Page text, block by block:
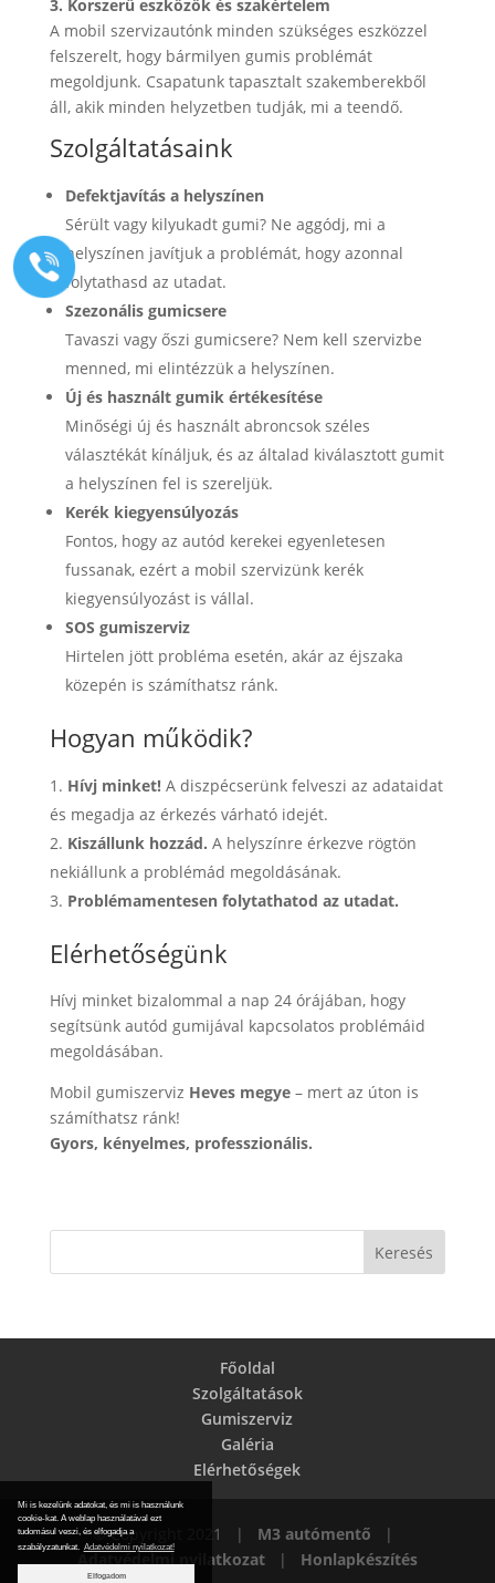
Mi is kezelünk adatokat, és mi is használunk
cookie-kat. A weblap használatával ezt
tudomásul veszi, és elfogadja a
szabályzatunkat.
Adatvédelmi nyilatkozat!
Elfogadom
3. Korszerű eszközök és szakértelem
A mobil szervizautónk minden szükséges eszközzel
felszerelt, hogy bármilyen gumis problémát
megoldjunk. Csapatunk tapasztalt szakemberekből
áll, akik minden helyzetben tudják, mi a teendő.
Szolgáltatásaink
Defektjavítás a helyszínen
Sérült vagy kilyukadt gumi? Ne aggódj, mi a
helyszínen javítjuk a problémát, hogy azonnal
folytathasd az utadat.
Szezonális gumicsere
Tavaszi vagy őszi gumicsere? Nem kell szervizbe
menned, mi elintézzük a helyszínen.
Új és használt gumik értékesítése
Minőségi új és használt abroncsok széles
választékát kínáljuk, és az általad kiválasztott gumit
a helyszínen fel is szereljük.
Kerék kiegyensúlyozás
Fontos, hogy az autód kerekei egyenletesen
fussanak, ezért a mobil szervizünk kerék
kiegyensúlyozást is vállal.
SOS gumiszerviz
Hirtelen jött probléma esetén, akár az éjszaka
közepén is számíthatsz ránk.
Hogyan működik?
Hívj minket!A diszpécserünk felveszi az adataidat
és megadja az érkezés várható idejét.
Kiszállunk hozzád. A helyszínre érkezve rögtön
nekiállunk a problémád megoldásának.
Problémamentesen folytathatod az utadat.
Elérhetőségünk
Hívj minket bizalommal a nap 24 órájában, hogy
segítsünk autód gumijával kapcsolatos problémáid
megoldásában.
Mobil gumiszerviz Heves megye– mert az úton is
számíthatsz ránk!
Gyors, kényelmes, professzionális.
Főoldal
Szolgáltatások
Gumiszerviz
Galéria
Elérhetőségek
© Copyright 2021 | M3 autómentő |
Adatvédelmi nyilatkozat| Honlapkészítés